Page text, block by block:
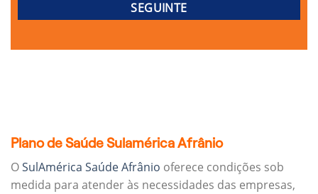
Plano de Saúde Sulamérica Afrânio
OSulAmérica Saúde Afrânio oferece condições sob
medida para atender às necessidades das empresas,